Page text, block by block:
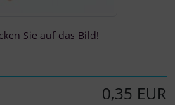
Sie auf das Bild!
0,35 EUR